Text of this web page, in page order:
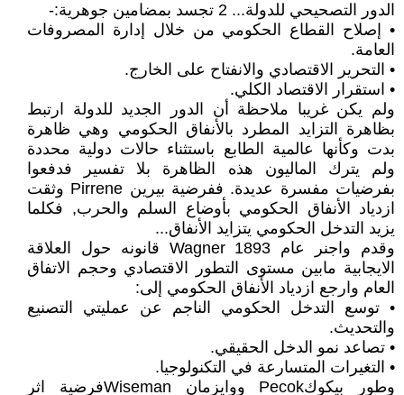
الدور التصحيحي للدولة... 2 تجسد بمضامين جوهرية:-
• إصلاح القطاع الحكومي من خلال إدارة المصروفات
العامة.
• التحرير الاقتصادي والانفتاح على الخارج.
• استقرار الاقتصاد الكلي.
ولم يكن غريبا ملاحظة أن الدور الجديد للدولة ارتبط
بظاهرة التزايد المطرد بالأنفاق الحكومي وهي ظاهرة
بدت وكأنها عالمية الطابع باستثناء حالات دولية محددة
ولم يترك الماليون هذه الظاهرة بلا تفسير فدفعوا
بفرضيات مفسرة عديدة. ففرضية بيرين Pirrene وثقت
ازدياد الأنفاق الحكومي بأوضاع السلم والحرب, فكلما
يزيد التدخل الحكومي يتزايد الأنفاق...
وقدم واجنر عام Wagner 1893 قانونه حول العلاقة
الايجابية مابين مستوى التطور الاقتصادي وحجم الاتفاق
العام وارجع ازدياد الأنفاق الحكومي إلى:
• توسع التدخل الحكومي الناجم عن عمليتي التصنيع
والتحديث.
• تصاعد نمو الدخل الحقيقي.
• التغيرات المتسارعة في التكنولوجيا.
وطور بيكوكPecok ووايزمان Wisemanفرضية اثر